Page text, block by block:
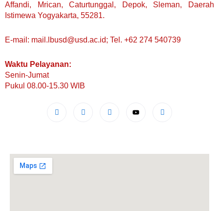
Affandi, Mrican, Caturtunggal, Depok, Sleman, Daerah
Istimewa Yogyakarta, 55281.
E-mail: mail.lbusd@usd.ac.id; Tel. +62 274 540739
Waktu Pelayanan:
Senin-Jumat
Pukul 08.00-15.30 WIB